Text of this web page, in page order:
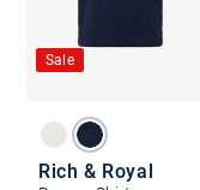
Sale
Rich & Royal